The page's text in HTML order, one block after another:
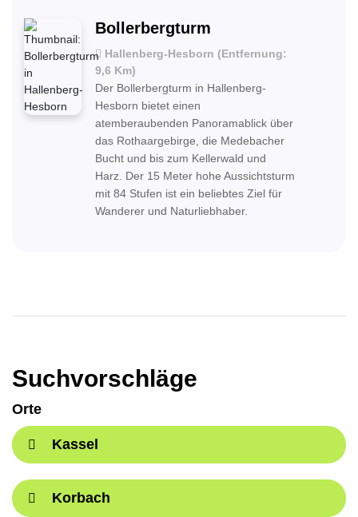
Bollerbergturm
Hallenberg-Hesborn (Entfernung:
9,6 Km)
Der Bollerbergturm in Hallenberg-
Hesborn bietet einen
atemberaubenden Panoramablick über
das Rothaargebirge, die Medebacher
Bucht und bis zum Kellerwald und
Harz. Der 15 Meter hohe Aussichtsturm
mit 84 Stufen ist ein beliebtes Ziel für
Wanderer und Naturliebhaber.
Suchvorschläge
Orte
Kassel
Korbach